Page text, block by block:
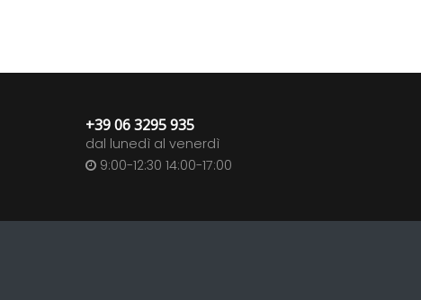
+39 06 3295 935
dal lunedì al venerdì
9:00-12:30 14:00-17:00